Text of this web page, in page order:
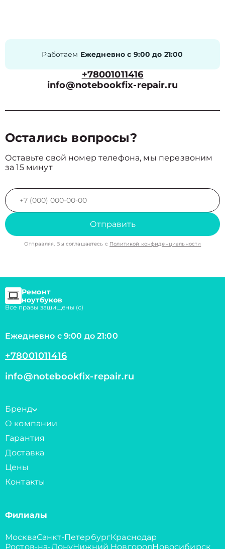
Работаем Ежедневно с 9:00 до 21:00
+78001011416
info@notebookfix-repair.ru
Остались вопросы?
Оставьте свой номер телефона, мы перезвоним
за 15 минут
Отправить
Отправляя, Вы соглашаетесь с Политикой конфиденциальности
Ремонт
ноутбуков
Все правы защищены (с)
Ежедневно с 9:00 до 21:00
+78001011416
info@notebookfix-repair.ru
Бренд
О компании
Гарантия
Доставка
Цены
Контакты
Филиалы
МоскваСанкт-ПетербургКраснодар
Ростов-на-ДонуНижний НовгородНовосибирск